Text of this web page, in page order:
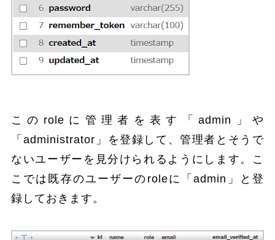
このroleに管理者を表す「admin」や
「administrator」を登録して、管理者とそうで
ないユーザーを見分けられるようにします。こ
こでは既存のユーザーのroleに「admin」と登
録しておきます。